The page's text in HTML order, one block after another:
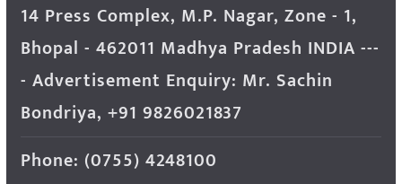
14 Press Complex, M.P. Nagar, Zone - 1,
Bhopal - 462011 Madhya Pradesh INDIA ---
- Advertisement Enquiry: Mr. Sachin
Bondriya, +91 9826021837
Phone: (0755) 4248100